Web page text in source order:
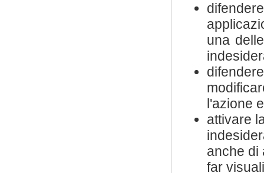
una
l'azione
attivare
anche di
far